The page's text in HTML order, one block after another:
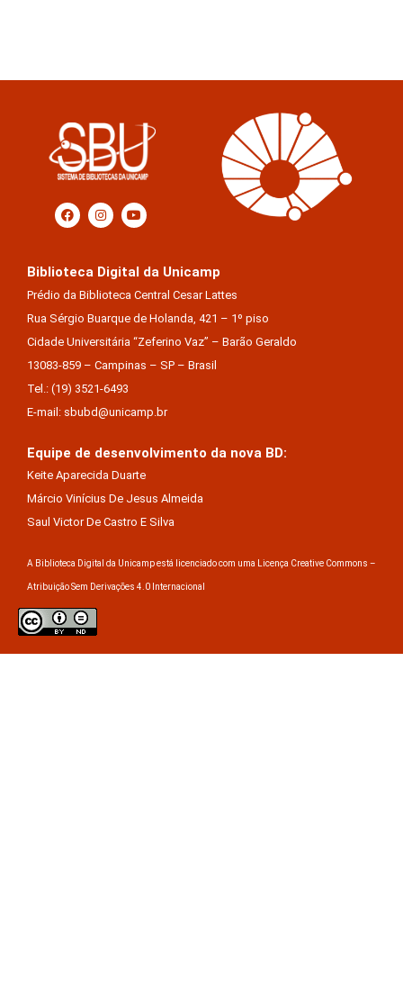
Biblioteca Digital da Unicamp
Prédio da Biblioteca Central Cesar Lattes
Rua Sérgio Buarque de Holanda, 421 – 1º piso
Cidade Universitária “Zeferino Vaz” – Barão Geraldo
13083-859 – Campinas – SP – Brasil
Tel.: (19) 3521-6493
E-mail: sbubd@unicamp.br
Equipe de desenvolvimento da nova BD:
Keite Aparecida Duarte
Márcio Vinícius De Jesus Almeida
Saul Victor De Castro E Silva
A Biblioteca Digital da Unicamp está licenciado com uma Licença Creative Commons –
Atribuição Sem Derivações 4.0 Internacional